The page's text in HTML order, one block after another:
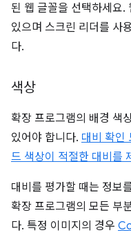
된 웹 글꼴을 선택하세요.
있으며 스크린 리더를 사
다.
색상
확장 프로그램의 배경 색
있어야 합니다. 대비 확인
드 색상이 적절한 대비를
대비를 평가할 때는 정보
확장 프로그램의 모든 부
다. 특정 이미지의 경우